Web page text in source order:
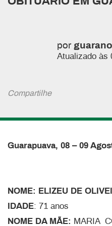
por
Atualizado às
Compartilhe
Guarapuava, 08 – 09
NOME: ELIZEU DE
IDADE: 71 anos
NOME DA MÃE: MARIA